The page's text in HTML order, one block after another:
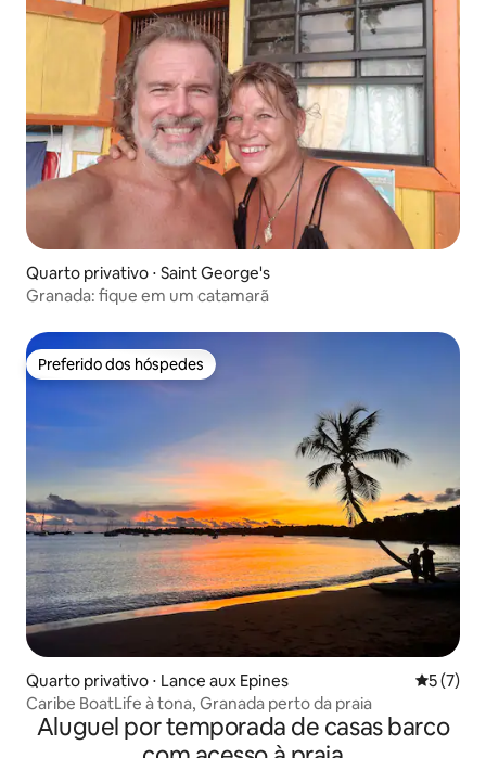
Quarto privativo ⋅ Saint George's
Granada: fique em um catamarã
Preferido dos hóspedes
Preferido dos hóspedes
Quarto privativo ⋅ Lance aux Epines 5 de
5 (7)
Caribe BoatLife à tona, Granada perto da praia
Aluguel por temporada de casas barco